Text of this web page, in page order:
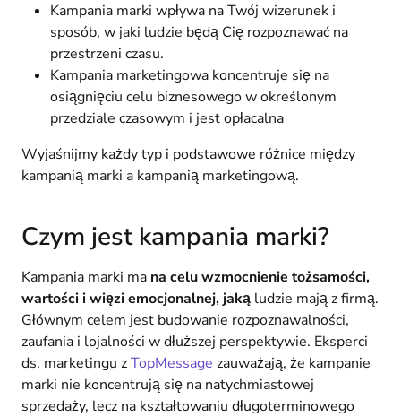
Kampania marki wpływa na Twój wizerunek i
sposób, w jaki ludzie będą Cię rozpoznawać na
przestrzeni czasu.
Kampania marketingowa koncentruje się na
osiągnięciu celu biznesowego w określonym
przedziale czasowym i jest opłacalna
Wyjaśnijmy każdy typ i podstawowe różnice między
kampanią marki a kampanią marketingową.
Czym jest kampania marki?
Kampania marki ma na celu wzmocnienie tożsamości,
wartości i więzi emocjonalnej, jaką ludzie mają z firmą.
Głównym celem jest budowanie rozpoznawalności,
zaufania i lojalności w dłuższej perspektywie. Eksperci
ds. marketingu zTopMessage zauważają, że kampanie
marki nie koncentrują się na natychmiastowej
sprzedaży, lecz na kształtowaniu długoterminowego